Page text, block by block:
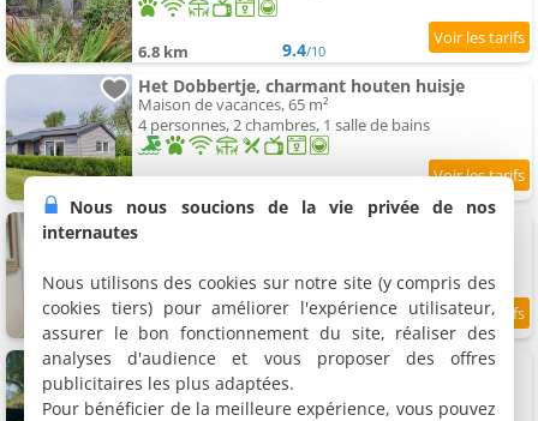
6.8 km 9.4/10
Het Dobbertje, charmant houten huisje
Maison de vacances, 65 m²
4 personnes, 2 chambres, 1 salle de bains
6.8 km 9.3/10
Tiny House De Oude Berg
Maison de vacances, 45 m²
2 personnes, 1 chambre, 1 salle de bains
Nous nous soucions de la vie privée de nos
internautes
Nous utilisons des cookies sur notre site (y compris des
cookies tiers) pour améliorer l'expérience utilisateur,
assurer le bon fonctionnement du site, réaliser des
analyses d'audience et vous proposer des offres
publicitaires les plus adaptées.
Pour bénéficier de la meilleure expérience, vous pouvez